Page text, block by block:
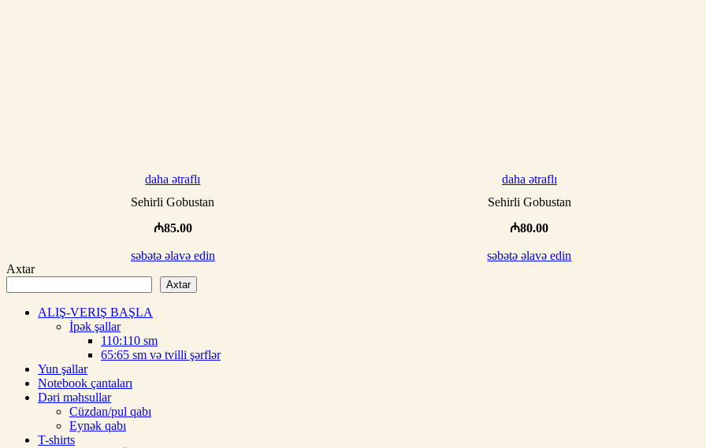
daha ətraflı
Sehirli Gobustan
₼85.00
səbətə əlavə edin
daha ətraflı
Sehirli Gobustan
₼80.00
səbətə əlavə edin
Axtar
Axtar
ALIŞ-VERIŞ BAŞLA
İpək şallar
110:110 sm
65:65 sm və tvilli şərflər
Yun şallar
Notebook çantaları
Dəri məhsullar
Cüzdan/pul qabı
Eynək qabı
T-shirts